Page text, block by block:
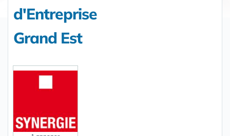
d'Entreprise
Grand Est